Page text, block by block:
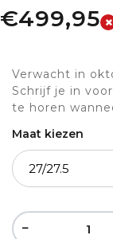
€499,95
Verwacht in
Schrijf je in
te horen
Maat kiezen
−